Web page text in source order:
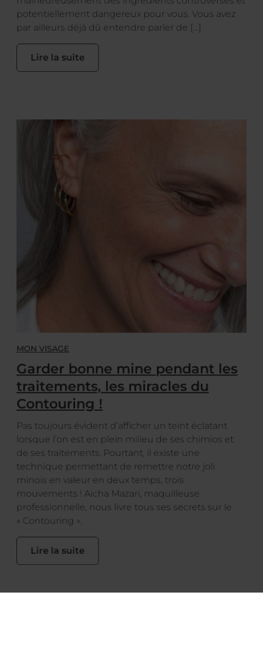
malheureusement des ingrédients controversés et
potentiellement dangereux pour vous. Vous avez
par ailleurs déjà dû entendre parler de […]
MON VISAGE
Garder bonne mine pendant les
traitements, les miracles du
Contouring !
Pas toujours évident d’afficher un teint éclatant
lorsque l’on est en plein milieu de ses chimios et
de ses traitements. Pourtant, il existe une
technique permettant de remettre notre joli
minois en valeur en deux temps, trois
mouvements ! Aicha Mazari, maquilleuse
professionnelle, nous livre tous ses secrets sur le
« Contouring ».